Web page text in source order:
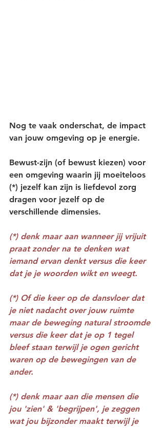
Nog te vaak onderschat, de impact
van jouw omgeving op je energie.
Bewust-zijn (of bewust kiezen) voor
een omgeving waarin jij moeiteloos
(*) jezelf kan zijn is liefdevol zorg
dragen voor jezelf op de
verschillende dimensies.
(*) denk maar aan wanneer jij vrijuit
praat zonder na te denken wat
iemand ervan denkt versus die keer
dat je je woorden wikt en weegt.
(*) Of die keer op de dansvloer dat
je niet nadacht over jouw ruimte
maar de beweging natural stroomde
versus die keer dat je op 1 tegel
bleef staan terwijl je ogen gericht
waren op de bewegingen van de
ander.
(*) denk maar aan die mensen die
jou 'zien' & 'begrijpen', je zeggen
wat jou bijzonder maakt terwijl je